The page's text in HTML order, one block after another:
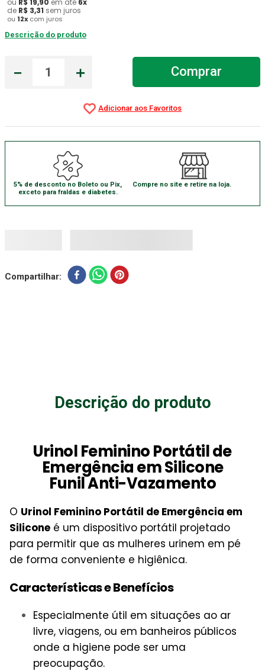
ou R$ 19,90 em até 6x
de R$ 3,31 sem juros
ou 12x com juros
Descrição do produto
＋
－ Comprar
5% de desconto no Boleto ou Pix,
exceto para fraldas e diabetes.
Compre no site e retire na loja.
Compartilhar
Descrição do produto
Urinol Feminino Portátil de
Emergência em Silicone
Funil Anti-Vazamento
O Urinol Feminino Portátil de Emergência em
Silicone é um dispositivo portátil projetado
para permitir que as mulheres urinem em pé
de forma conveniente e higiênica.
Características e Benefícios
Especialmente útil em situações ao ar
livre, viagens, ou em banheiros públicos
onde a higiene pode ser uma
preocupação.
7º Gaze Esteril
8º Aparelho Pressão